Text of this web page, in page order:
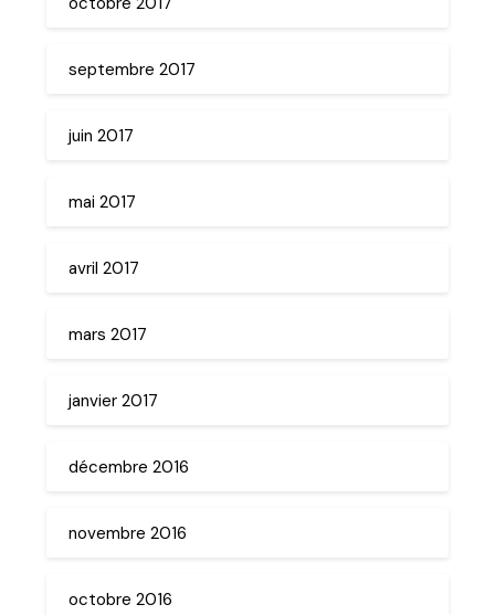
septembre 2017
juin 2017
mai 2017
avril 2017
mars 2017
janvier 2017
décembre 2016
novembre 2016
octobre 2016